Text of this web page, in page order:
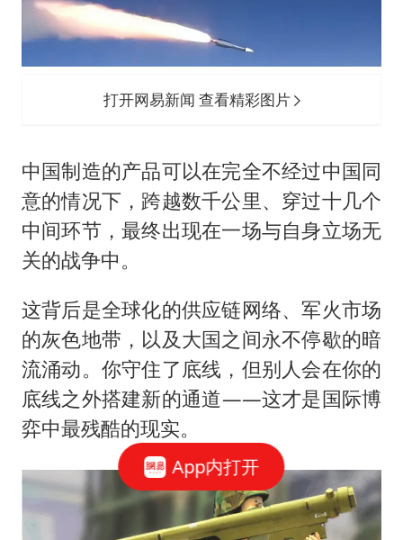
打开网易新闻 查看精彩图片
中国制造的产品可以在完全不经过中国同
意的情况下，跨越数千公里、穿过十几个
中间环节，最终出现在一场与自身立场无
关的战争中。
这背后是全球化的供应链网络、军火市场
的灰色地带，以及大国之间永不停歇的暗
流涌动。你守住了底线，但别人会在你的
底线之外搭建新的通道——这才是国际博
弈中最残酷的现实。
App内打开